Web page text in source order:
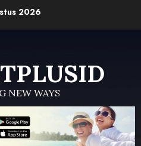
2026
NEW WAYS